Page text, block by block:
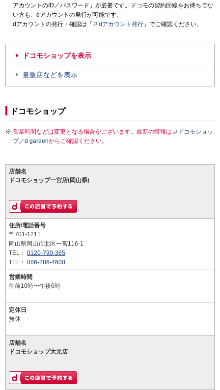
アカウントのID／パスワード」が必要です。ドコモの契約回線をお持ちでな
い方も、dアカウントの発行が可能です。
dアカウントの発行・確認は「
dアカウント発行 」でご確認ください。
ドコモショップを表示
量販店などを表示
ドコモショップ
営業時間などは変更となる場合がございます。最新の情報は
ドコモショッ
プ／d gardenからご確認ください。
店舗名
ドコモショップ一宮店(岡山県)
住所/電話番号
〒701-1211
岡山県岡山市北区一宮116-1
TEL： 0120-790-365
TEL： 086-286-4600
営業時間
午前10時〜午後6時
定休日
無休
店舗名
ドコモショップ大元店